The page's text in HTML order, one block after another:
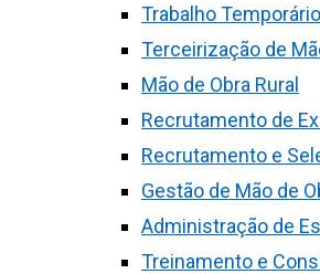
Trabalho Temporário
Terceirização de
Mão de Obra Rural
Recrutamento de
Recrutamento e
Gestão de Mão de
Administração de
Treinamento e